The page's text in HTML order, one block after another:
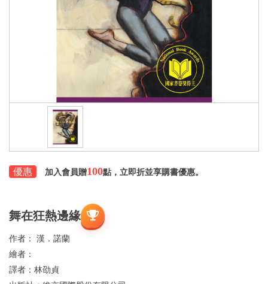
優惠 加入會員贈100點，立即折並享購書優惠。
舞在狂熱邊緣
作者： 漢．諾蘭
繪者：
譯者： 林劭貞